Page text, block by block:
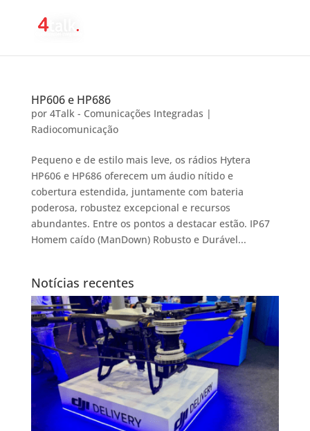
HP606 e HP686
por 4Talk - Comunicações Integradas |
Radiocomunicação
Pequeno e de estilo mais leve, os rádios Hytera
HP606 e HP686 oferecem um áudio nítido e
cobertura estendida, juntamente com bateria
poderosa, robustez excepcional e recursos
abundantes. Entre os pontos a destacar estão. IP67
Homem caído (ManDown) Robusto e Durável...
Notícias recentes